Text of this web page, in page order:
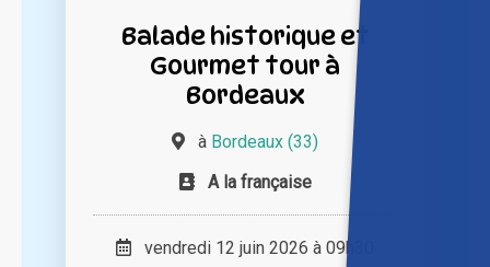
Balade historique et
Gourmet tour à
Bordeaux
à Bordeaux (33)
A la française
vendredi 12 juin 2026 à 09h30